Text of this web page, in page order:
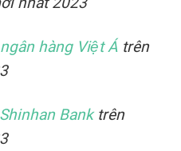
hàng Việt Á trên
Banktrên